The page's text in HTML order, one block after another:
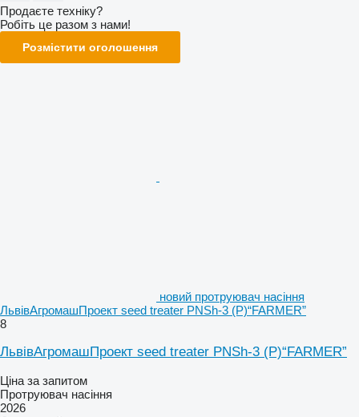
Продаєте техніку?
Робіть це разом з нами!
Розмістити оголошення
новий протруювач насіння
ЛьвівАгромашПроект seed treater PNSh-3 (P)“FARMER”
8
ЛьвівАгромашПроект seed treater PNSh-3 (P)“FARMER”
Ціна за запитом
Протруювач насіння
2026